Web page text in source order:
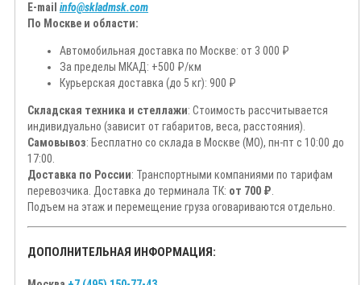
E-mail info@skladmsk.com
По Москве и области:
Автомобильная доставка по Москве: от 3 000 ₽
За пределы МКАД: +500 ₽/км
Курьерская доставка (до 5 кг): 900 ₽
Складская техника и стеллажи: Стоимость рассчитывается
индивидуально (зависит от габаритов, веса, расстояния).
Самовывоз: Бесплатно со склада в Москве (МО), пн-пт с 10:00 до
17:00.
Доставка по России: Транспортными компаниями по тарифам
перевозчика. Доставка до терминала ТК: от 700 ₽
Подъем на этаж и перемещение груза оговариваются отдельно.
ДОПОЛНИТЕЛЬНАЯ ИНФОРМАЦИЯ: